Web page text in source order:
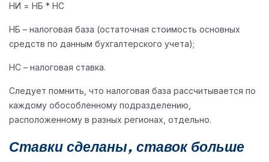
НИ = НБ * НС
НБ – налоговая база (остаточная стоимость основных
средств по данным бухгалтерского учета);
НС – налоговая ставка.
Следует помнить, что налоговая база рассчитывается по
каждому обособленному подразделению,
расположенному в разных регионах, отдельно.
Ставки сделаны, ставок больше